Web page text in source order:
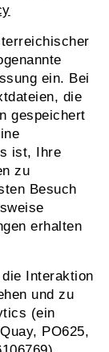
ein. Bei
die
gespeichert
ist, Ihre
zu
Besuch
erhalten
Interaktion
und zu
(ein
PO625,